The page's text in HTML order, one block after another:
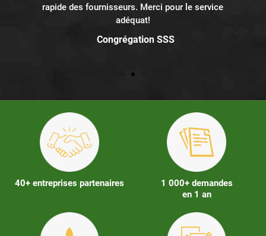
rapide des fournisseurs. Merci pour le service
adéquat!
Congrégation SSS
40+ entreprises partenaires
1 000+ demandes
en 1 an